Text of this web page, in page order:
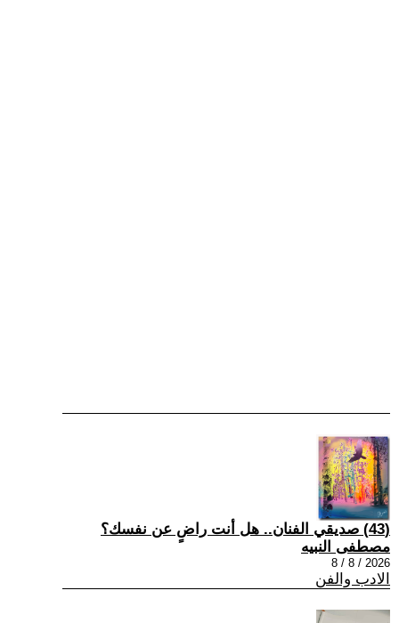
(43) صديقي الفنان.. هل أنت راضٍ عن نفسك؟
مصطفى النبيه
2026 / 8 / 8
الادب والفن